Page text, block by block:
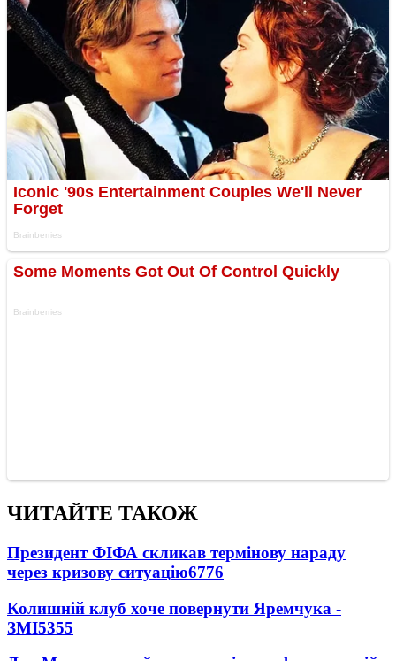
ЧИТАЙТЕ ТАКОЖ
Президент ФІФА скликав термінову нараду
через кризову ситуацію6776
Колишній клуб хоче повернути Яремчука -
ЗМІ5355